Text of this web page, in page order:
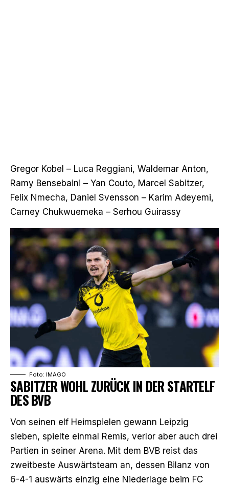
Gregor Kobel – Luca Reggiani, Waldemar Anton,
Ramy Bensebaini – Yan Couto, Marcel Sabitzer,
Felix Nmecha, Daniel Svensson – Karim Adeyemi,
Carney Chukwuemeka – Serhou Guirassy
Foto: IMAGO
SABITZER WOHL ZURÜCK IN DER STARTELF
DES BVB
Von seinen elf Heimspielen gewann Leipzig
sieben, spielte einmal Remis, verlor aber auch drei
Partien in seiner Arena. Mit dem BVB reist das
zweitbeste Auswärtsteam an, dessen Bilanz von
6-4-1 auswärts einzig eine Niederlage beim FC